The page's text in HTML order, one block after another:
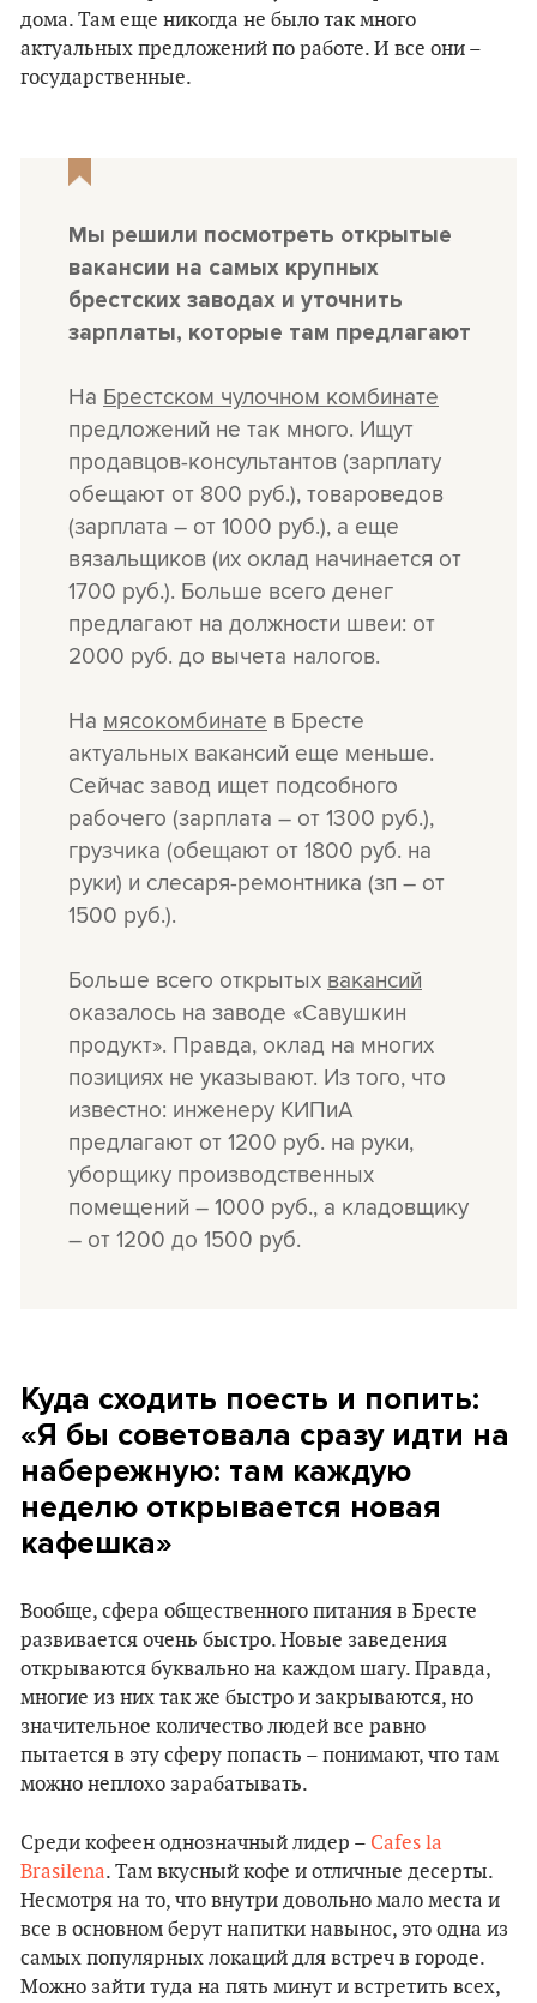
дома. Там еще никогда не было так много
актуальных предложений по работе. И все они –
государственные.
Мы решили посмотреть открытые
вакансии на самых крупных
брестских заводах и уточнить
зарплаты, которые там предлагают
На Брестском чулочном комбинате
предложений не так много. Ищут
продавцов-консультантов (зарплату
обещают от 800 руб.), товароведов
(зарплата – от 1000 руб.), а еще
вязальщиков (их оклад начинается от
1700 руб.). Больше всего денег
предлагают на должности швеи: от
2000 руб. до вычета налогов.
На мясокомбинате в Бресте
актуальных вакансий еще меньше.
Сейчас завод ищет подсобного
рабочего (зарплата – от 1300 руб.),
грузчика (обещают от 1800 руб. на
руки) и слесаря-ремонтника (зп – от
1500 руб.).
Больше всего открытых вакансий
оказалось на заводе «Савушкин
продукт». Правда, оклад на многих
позициях не указывают. Из того, что
известно: инженеру КИПиА
предлагают от 1200 руб. на руки,
уборщику производственных
помещений – 1000 руб., а кладовщику
– от 1200 до 1500 руб.
Куда сходить поесть и попить:
«Я бы советовала сразу идти на
набережную: там каждую
неделю открывается новая
кафешка»
Вообще, сфера общественного питания в Бресте
развивается очень быстро. Новые заведения
открываются буквально на каждом шагу. Правда,
многие из них так же быстро и закрываются, но
значительное количество людей все равно
пытается в эту сферу попасть – понимают, что там
можно неплохо зарабатывать.
Среди кофеен однозначный лидер – Cafes la
Brasilena. Там вкусный кофе и отличные десерты.
Несмотря на то, что внутри довольно мало места и
все в основном берут напитки навынос, это одна из
самых популярных локаций для встреч в городе.
Можно зайти туда на пять минут и встретить всех,